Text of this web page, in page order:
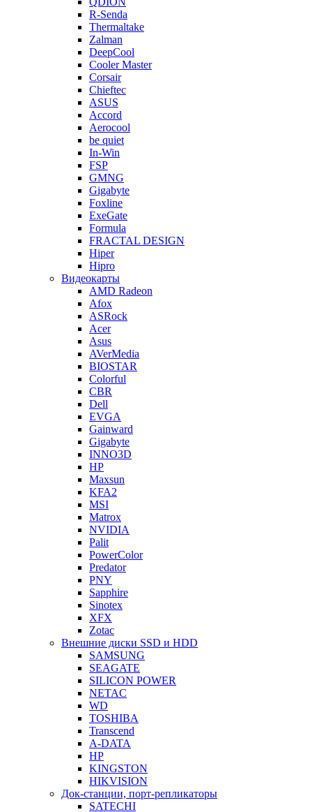
R-Senda
Thermaltake
Zalman
DeepCool
Cooler Master
Corsair
Chieftec
ASUS
Accord
Aerocool
be quiet
In-Win
FSP
GMNG
Gigabyte
Foxline
ExeGate
Formula
FRACTAL DESIGN
Hiper
Hipro
Видеокарты
AMD Radeon
Afox
ASRock
Acer
Asus
AVerMedia
BIOSTAR
Colorful
CBR
Dell
EVGA
Gainward
Gigabyte
INNO3D
HP
Maxsun
KFA2
MSI
Matrox
NVIDIA
Palit
PowerColor
Predator
PNY
Sapphire
Sinotex
XFX
Zotac
Внешние диски SSD и HDD
SAMSUNG
SEAGATE
SILICON POWER
NETAC
WD
TOSHIBA
Transcend
A-DATA
HP
KINGSTON
HIKVISION
Док-станции, порт-репликаторы
SATECHI